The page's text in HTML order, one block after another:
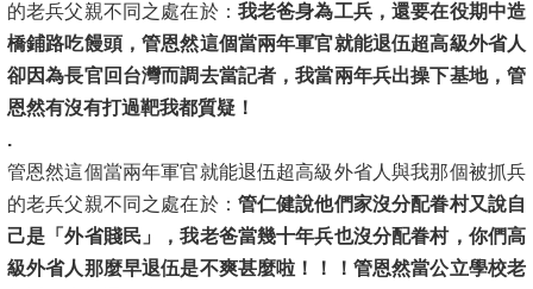
的老兵父親不同之處在於： 我老爸身為工兵，還要在役期中造
橋鋪路吃饅頭，管恩然這個當兩年軍官就能退伍超高級外省人
卻因為長官回台灣而調去當記者，我當兩年兵出操下基地，管
恩然有沒有打過靶我都質疑！
.
管恩然這個當兩年軍官就能退伍超高級外省人與我那個被抓兵
的老兵父親不同之處在於： 管仁健說他們家沒分配眷村又說自
己是「外省賤民」，我老爸當幾十年兵也沒分配眷村，你們高
級外省人那麼早退伍是不爽甚麼啦！！！管恩然當公立學校老